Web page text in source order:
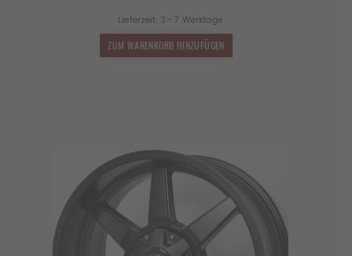
war:
1.499,00 €
Lieferzeit: 3 - 7 Werktage
ZUM WARENKORB HINZUFÜGEN